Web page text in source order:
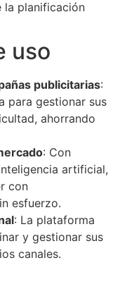
la planificación
uso
publicitarias:
para gestionar sus
ahorrando
: Con
artificial,
con
esfuerzo.
: La plataforma
y gestionar sus
canales.